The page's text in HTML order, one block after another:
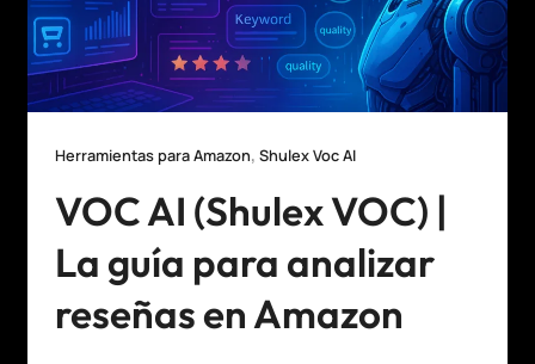
Herramientas para Amazon, Shulex Voc AI
VOC AI (Shulex VOC) |
La guía para analizar
reseñas en Amazon